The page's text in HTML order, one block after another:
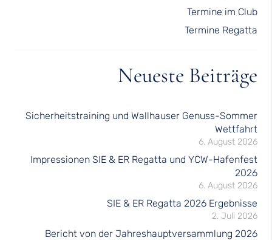
Termine im Club
Termine Regatta
Neueste Beiträge
Sicherheitstraining und Wallhauser Genuss-Sommer
Wettfahrt
6. August 2026
Impressionen SIE & ER Regatta und YCW-Hafenfest
2026
6. August 2026
SIE & ER Regatta 2026 Ergebnisse
2. Juli 2026
Bericht von der Jahreshauptversammlung 2026